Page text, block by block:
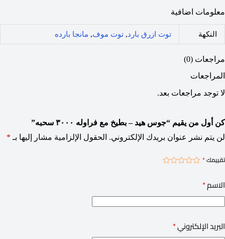
معلومات اضافية
النكهة توت ازرق بارد, توت موف, مانجا بارده
مراجعات (0)
المراجعات
لا توجد مراجعات بعد.
كن أول من يقيم “جوس هيد – بطيخ مع فراوله ٣٠٠٠ سحبه”
لن يتم نشر عنوان بريدك الإلكتروني. الحقول الإلزامية مشار إليها بـ *
تقييمك*
الاسم*
البريد الإلكتروني*